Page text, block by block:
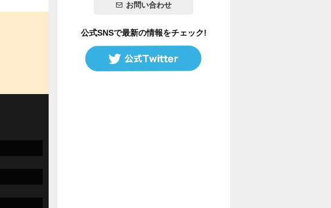
お問い合わせ
公式SNSで最新の情報をチェック!